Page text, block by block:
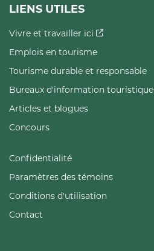
LIENS UTILES
Vivre et travailler ici
Emplois en tourisme
Tourisme durable et responsable
Bureaux d'information touristique
Articles et blogues
Concours
Confidentialité
Paramètres des témoins
Conditions d'utilisation
Contact